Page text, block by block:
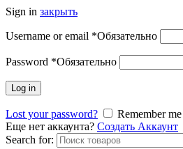
Sign in закрыть
Username or email *Обязательно
Password *Обязательно
Log in
Lost your password?
Remember me
Еще нет аккаунта? Создать Аккаунт
Search for: